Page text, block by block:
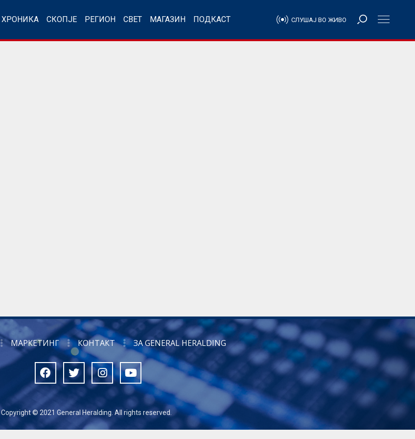
ХРОНИКА СКОПЈЕ РЕГИОН СВЕТ МАГАЗИН ПОДКАСТ СЛУШАЈ ВО ЖИВО
МАРКЕТИНГ КОНТАКТ ЗА GENERAL HERALDING
Copyright © 2021 General Heralding. All rights reserved.